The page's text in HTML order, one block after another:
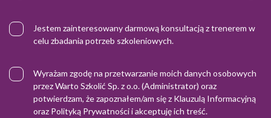
Jestem zainteresowany darmową konsultacją z trenerem w
celu zbadania potrzeb szkoleniowych.
Wyrażam zgodę na przetwarzanie moich danych osobowych
przez Warto Szkolić Sp. z o.o. (Administrator) oraz
potwierdzam, że zapoznałem/am się z Klauzulą Informacyjną
oraz Polityką Prywatnościi akceptuję ich treść.